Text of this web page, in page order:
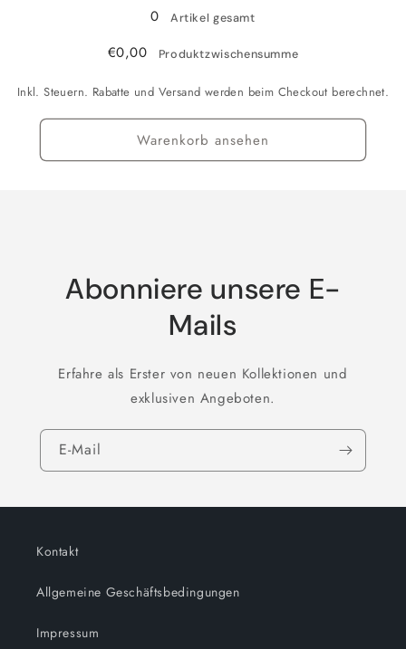
0
Artikel gesamt
€0,00 Produktzwischensumme
Inkl. Steuern. Rabatte und Versand werden beim Checkout berechnet.
Warenkorb ansehen
Abonniere unsere E-
Mails
Erfahre als Erster von neuen Kollektionen und
exklusiven Angeboten.
E-Mail
Kontakt
Allgemeine Geschäftsbedingungen
Impressum